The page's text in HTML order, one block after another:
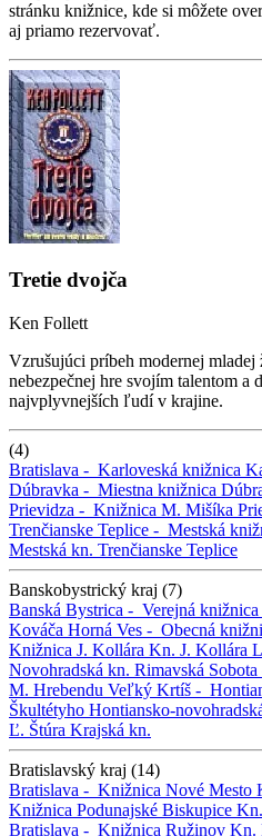
stránku knižnice, kde si môžete
aj priamo rezervovať.
Tretie dvojča
Ken Follett
Vzrušujúci príbeh modernej mladej
nebezpečnej hre svojím talentom
najvplyvnejších ľudí v krajine.
(4)
Bratislava - Karloveská knižnica
Dúbravka - Miestna knižnica
Prievidza - Knižnica M. Mišíka
Trenčianske Teplice - Mestská
Mestská kn. Trenčianske Teplice
Banskobystrický kraj (7)
Banská Bystrica - Verejná
Kováča Horná Ves - Obecná
Knižnica J. Kollára Kn. J. Kollára
Novohradská kn. Rimavská Sobota
M. Hrebendu Veľký Krtíš -
Škultétyho Hontiansko-
Ľ. Štúra Krajská kn.
Bratislavský kraj (14)
Bratislava - Knižnica Nové Mesto
Knižnica Podunajské Biskupice
Bratislava - Knižnica Ružinov Kn.